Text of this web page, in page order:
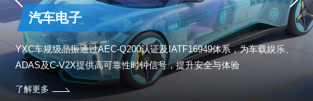
汽车电子
YXC车规级晶振通过AEC-Q200认证及IATF16949体系，为车载娱乐、
ADAS及C-V2X提供高可靠性时钟信号，提升安全与体验
了解更多